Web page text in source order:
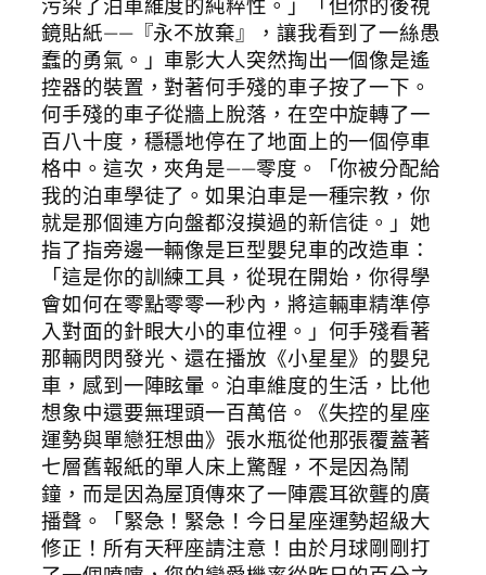
鏡貼紙——『永不放棄』，讓我看到了一絲愚
蠢的勇氣。」車影大人突然掏出一個像是遙
控器的裝置，對著何手殘的車子按了一下。
何手殘的車子從牆上脫落，在空中旋轉了一
百八十度，穩穩地停在了地面上的一個停車
格中。這次，夾角是——零度。「你被分配給
我的泊車學徒了。如果泊車是一種宗教，你
就是那個連方向盤都沒摸過的新信徒。」她
指了指旁邊一輛像是巨型嬰兒車的改造車：
「這是你的訓練工具，從現在開始，你得學
會如何在零點零零一秒內，將這輛車精準停
入對面的針眼大小的車位裡。」何手殘看著
那輛閃閃發光、還在播放《小星星》的嬰兒
車，感到一陣眩暈。泊車維度的生活，比他
想象中還要無理頭一百萬倍。《失控的星座
運勢與單戀狂想曲》張水瓶從他那張覆蓋著
七層舊報紙的單人床上驚醒，不是因為鬧
鐘，而是因為屋頂傳來了一陣震耳欲聾的廣
播聲。「緊急！緊急！今日星座運勢超級大
修正！所有天秤座請注意！由於月球剛剛打